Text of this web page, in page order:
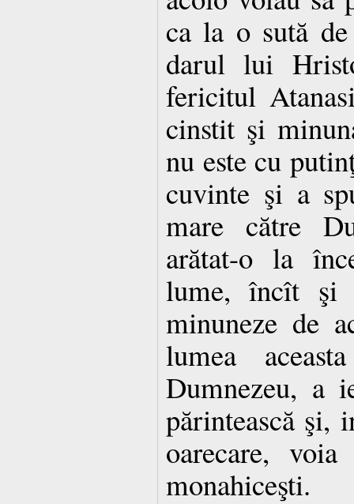
ca la o sută
darul lui
fericitul
cinstit şi
nu este cu
cuvinte şi a
mare către
arătat-o la
lume, încît şi
minuneze de
lumea
Dumnezeu, a
părintească şi,
oarecare,
monahiceşti.